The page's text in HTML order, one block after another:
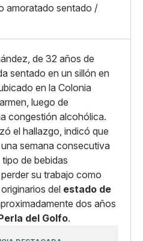
amoratado sentado /
de 32 años de
sentado en un sillón en
en la Colonia
luego de
congestión alcohólica.
el hallazgo, indicó que
semana consecutiva
de bebidas
su trabajo como
del estado de
dos años
del Golfo.